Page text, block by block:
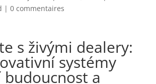
| 0 commentaires
s živými dealery:
systémy
a